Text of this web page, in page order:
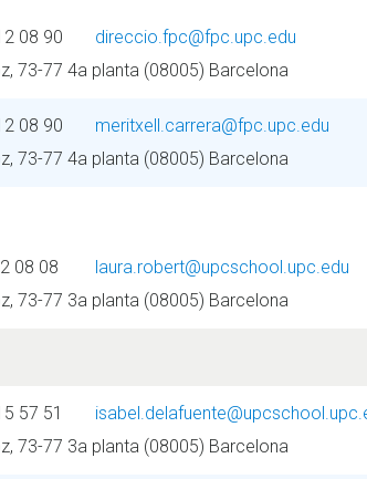
08 90
direccio.fpc@fpc.upc.edu
73-77 4a planta (08005) Barcelona
08 90
meritxell.carrera@fpc.upc.edu
73-77 4a planta (08005) Barcelona
08 08
laura.robert@upcschool.upc.edu
73-77 3a planta (08005) Barcelona
57 51
73-77 3a planta (08005) Barcelona